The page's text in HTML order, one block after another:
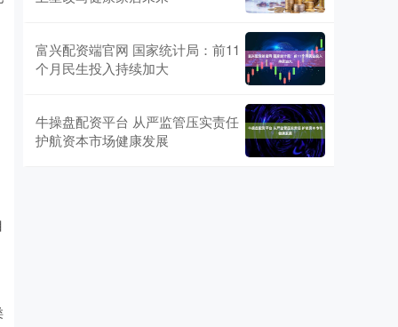
富兴配资端官网 国家统计局：前11
个月民生投入持续加大
牛操盘配资平台 从严监管压实责任
护航资本市场健康发展